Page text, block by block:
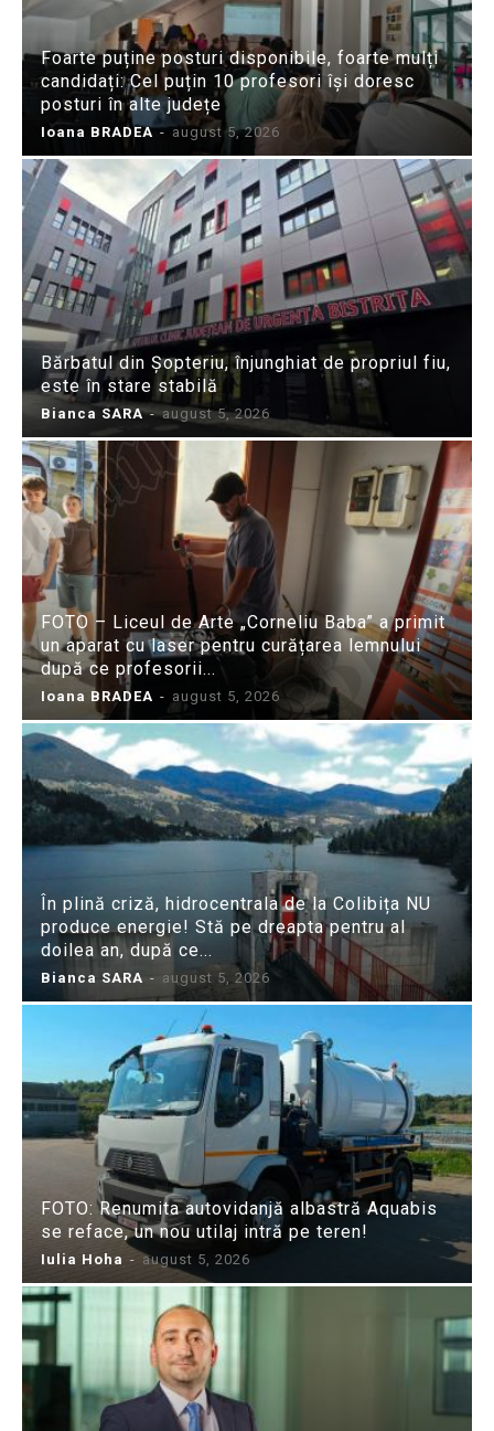
Foarte puține posturi disponibile, foarte mulți
candidați: Cel puțin 10 profesori își doresc
posturi în alte județe
Ioana BRADEA - august 5, 2026
Bărbatul din Șopteriu, înjunghiat de propriul fiu,
este în stare stabilă
Bianca SARA - august 5, 2026
FOTO – Liceul de Arte „Corneliu Baba” a primit
un aparat cu laser pentru curățarea lemnului
după ce profesorii...
Ioana BRADEA - august 5, 2026
În plină criză, hidrocentrala de la Colibița NU
produce energie! Stă pe dreapta pentru al
doilea an, după ce...
Bianca SARA - august 5, 2026
FOTO: Renumita autovidanjă albastră Aquabis
se reface, un nou utilaj intră pe teren!
Iulia Hoha - august 5, 2026